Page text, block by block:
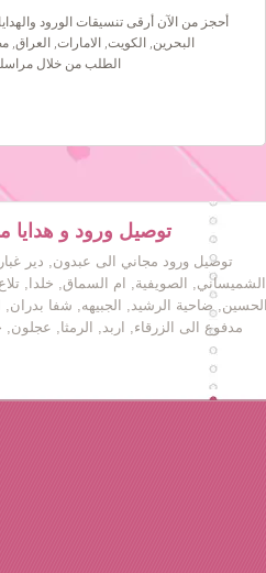
أحجز من الآن أرقى تنسيقات الورود
البحرين, الكويت, الامارات, العراق,
الطلب من خلال مراسلتنا عبر
توصيل ورود و هدايا
توصيل ورود مجاني الى عبدون, دير
الشميساني, الصويفية, ام السماق, خلدا,
ضاحية الرشيد, الجبيهه, شفا بدران,
مدفوع الى الزرقاء, اربد, الرمثا,